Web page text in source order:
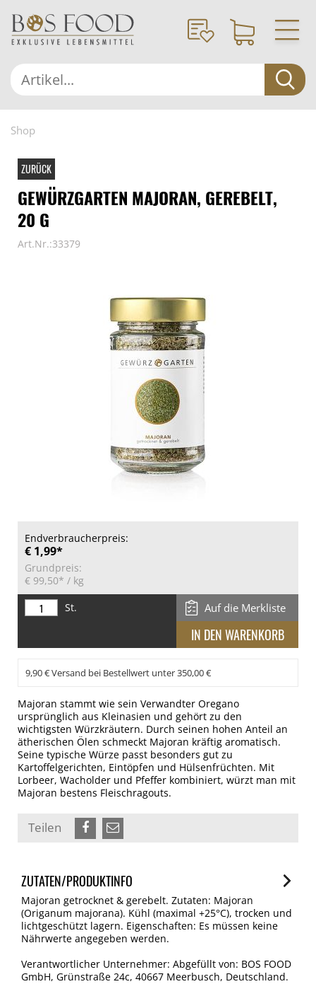
Shop
ZURÜCK
GEWÜRZGARTEN MAJORAN, GEREBELT,
20 G
Art.Nr.:33379
Endverbraucherpreis:
€ 1,99*
Grundpreis:
€ 99,50* / kg
St.
Auf die Merkliste
9,90 € Versand bei Bestellwert unter 350,00 €
Majoran stammt wie sein Verwandter Oregano
ursprünglich aus Kleinasien und gehört zu den
wichtigsten Würzkräutern. Durch seinen hohen Anteil an
ätherischen Ölen schmeckt Majoran kräftig aromatisch.
Seine typische Würze passt besonders gut zu
Kartoffelgerichten, Eintöpfen und Hülsenfrüchten. Mit
Lorbeer, Wacholder und Pfeffer kombiniert, würzt man mit
Majoran bestens Fleischragouts.
Teilen
ZUTATEN/PRODUKTINFO
Majoran getrocknet & gerebelt. Zutaten: Majoran
(Origanum majorana). Kühl (maximal +25°C), trocken und
lichtgeschützt lagern. Eigenschaften: Es müssen keine
Nährwerte angegeben werden.
Verantwortlicher Unternehmer: Abgefüllt von: BOS FOOD
GmbH, Grünstraße 24c, 40667 Meerbusch, Deutschland.